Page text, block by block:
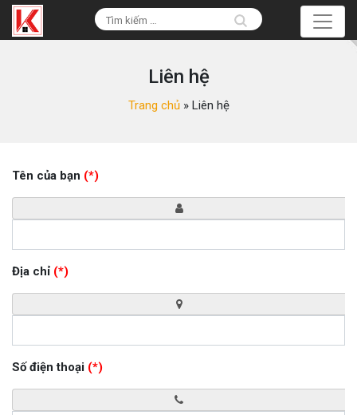
Liên hệ
Trang chủ» Liên hệ
Tên của bạn (*)
Địa chỉ (*)
Số điện thoại (*)